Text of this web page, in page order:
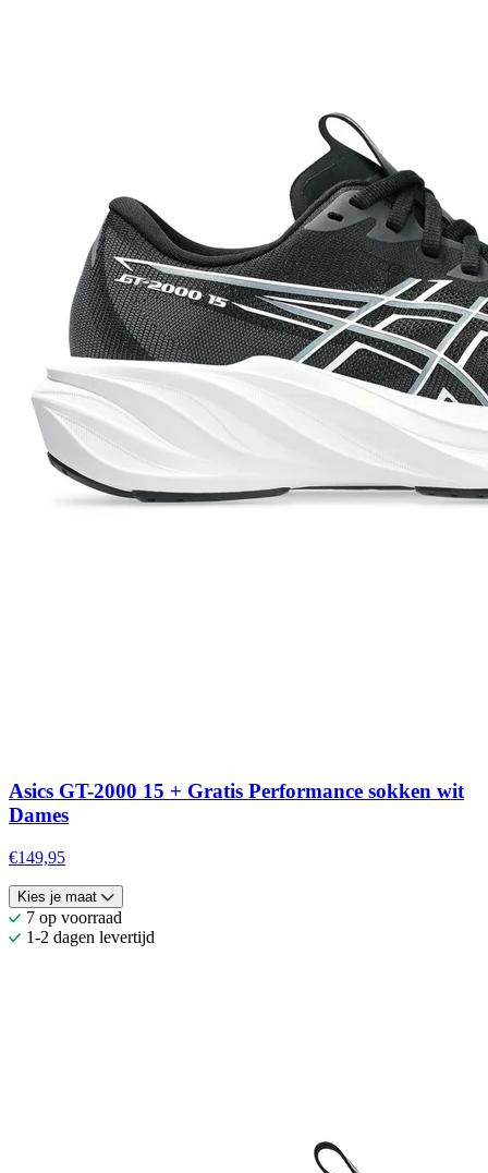
Asics GT-2000 15 + Gratis Performance sokken wit
Dames
€149,95
Kies je maat
7 op voorraad
1-2 dagen levertijd